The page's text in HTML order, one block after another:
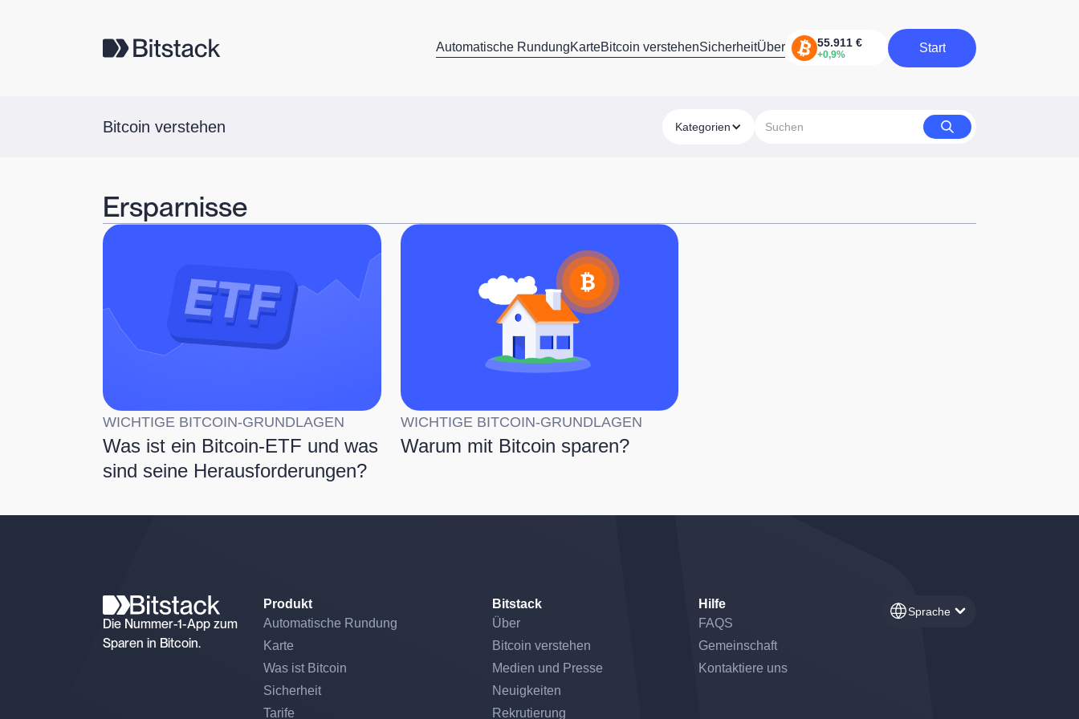
Automatische RundungKarteBitcoin verstehenSicherheitÜber
Start
Start
Bitcoin verstehen Kategorien
Ersparnisse
WICHTIGE BITCOIN-GRUNDLAGEN
Was ist ein Bitcoin-ETF und was
sind seine Herausforderungen?
WICHTIGE BITCOIN-GRUNDLAGEN
Warum mit Bitcoin sparen?
Die Nummer-1-App zum
Sparen in Bitcoin.
Produkt
Automatische Rundung
Karte
Was ist Bitcoin
Sicherheit
Tarife
Bitstack
Über
Bitcoin verstehen
Medien und Presse
Neuigkeiten
Rekrutierung
Hilfe
FAQS
Gemeinschaft
Kontaktiere uns
Sprache